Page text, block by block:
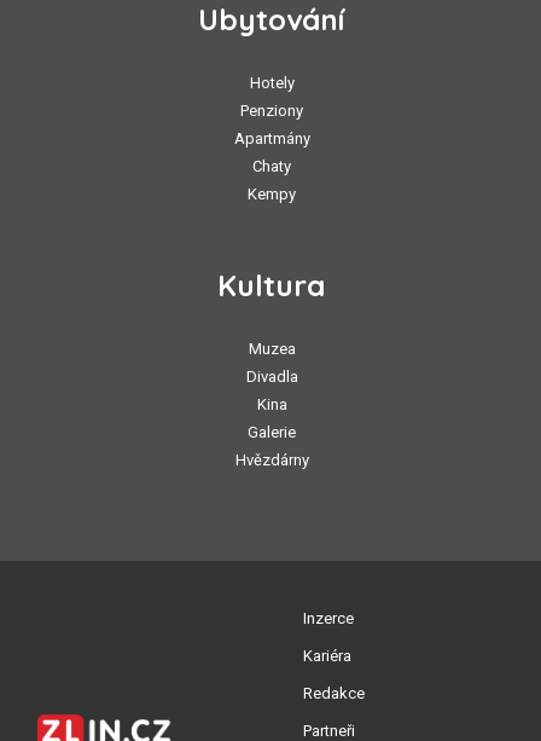
Ubytování
Hotely
Penziony
Apartmány
Chaty
Kempy
Kultura
Muzea
Divadla
Kina
Galerie
Hvězdárny
Inzerce
Kariéra
Redakce
Partneři